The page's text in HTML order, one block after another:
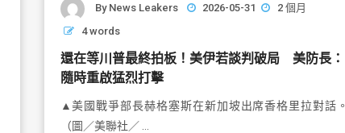
By News Leakers 2026-05-31
2 個月
4 words
還在等川普最終拍板！美伊若談判破局 美防長：
隨時重啟猛烈打擊
▲美國戰爭部長赫格塞斯在新加坡出席香格里拉對話。
（圖／美聯社／ …